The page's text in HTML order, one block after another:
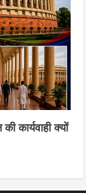
कार्यवाही क्यों